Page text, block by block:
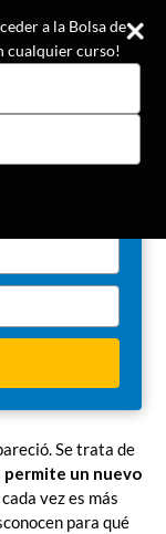
alumnos!
Carrito
Carrito
usos,
Se trata de
un nuevo
vez es más
para qué
y las
prácticas
proteger tu
a la Bolsa de
cualquier curso!
a la Bolsa de
cualquier curso!